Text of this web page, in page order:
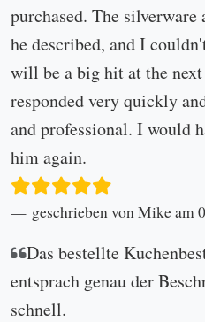
purchased. The
he described, and I
will be a big hit at the
responded very quickly
and professional. I would
him again.
geschrieben von Mike am
Das bestellte
entsprach genau der
schnell.